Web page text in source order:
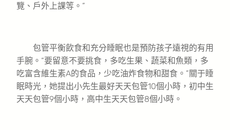
覽、戶外上課等。”
包管平衡飲食和充分睡眠也是預防孩子遠視的有用
手腕。“要留意不要挑食，多吃生果、蔬菜和魚類，多
吃富含維生素A的食品，少吃油炸食物和甜食。”關于睡
眠時光，她提出小先生最好天天包管10個小時，初中生
天天包管9個小時，高中生天天包管8個小時。